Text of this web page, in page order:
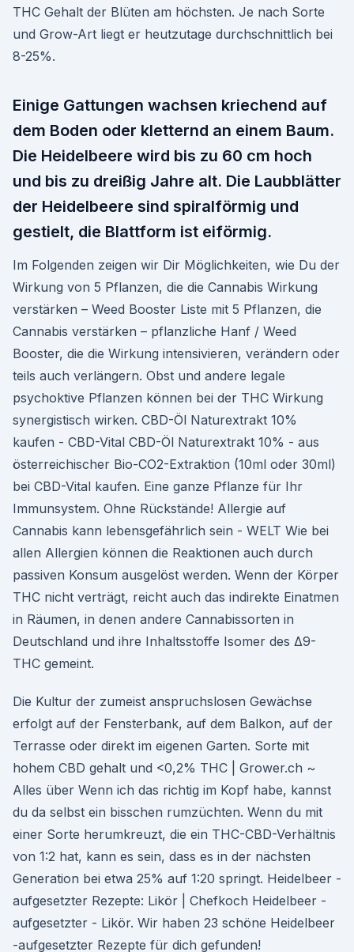
THC Gehalt der Blüten am höchsten. Je nach Sorte
und Grow-Art liegt er heutzutage durchschnittlich bei
8-25%.
Einige Gattungen wachsen kriechend auf
dem Boden oder kletternd an einem Baum.
Die Heidelbeere wird bis zu 60 cm hoch
und bis zu dreißig Jahre alt. Die Laubblätter
der Heidelbeere sind spiralförmig und
gestielt, die Blattform ist eiförmig.
Im Folgenden zeigen wir Dir Möglichkeiten, wie Du der
Wirkung von 5 Pflanzen, die die Cannabis Wirkung
verstärken – Weed Booster Liste mit 5 Pflanzen, die
Cannabis verstärken – pflanzliche Hanf / Weed
Booster, die die Wirkung intensivieren, verändern oder
teils auch verlängern. Obst und andere legale
psychoktive Pflanzen können bei der THC Wirkung
synergistisch wirken. CBD-Öl Naturextrakt 10%
kaufen - CBD-Vital CBD-Öl Naturextrakt 10% - aus
österreichischer Bio-CO2-Extraktion (10ml oder 30ml)
bei CBD-Vital kaufen. Eine ganze Pflanze für Ihr
Immunsystem. Ohne Rückstände! Allergie auf
Cannabis kann lebensgefährlich sein - WELT Wie bei
allen Allergien können die Reaktionen auch durch
passiven Konsum ausgelöst werden. Wenn der Körper
THC nicht verträgt, reicht auch das indirekte Einatmen
in Räumen, in denen andere Cannabissorten in
Deutschland und ihre Inhaltsstoffe Isomer des Δ9-
THC gemeint.
Die Kultur der zumeist anspruchslosen Gewächse
erfolgt auf der Fensterbank, auf dem Balkon, auf der
Terrasse oder direkt im eigenen Garten. Sorte mit
hohem CBD gehalt und <0,2% THC | Grower.ch ~
Alles über Wenn ich das richtig im Kopf habe, kannst
du da selbst ein bisschen rumzüchten. Wenn du mit
einer Sorte herumkreuzt, die ein THC-CBD-Verhältnis
von 1:2 hat, kann es sein, dass es in der nächsten
Generation bei etwa 25% auf 1:20 springt. Heidelbeer -
aufgesetzter Rezepte: Likör | Chefkoch Heidelbeer -
aufgesetzter - Likör. Wir haben 23 schöne Heidelbeer
-aufgesetzter Rezepte für dich gefunden!